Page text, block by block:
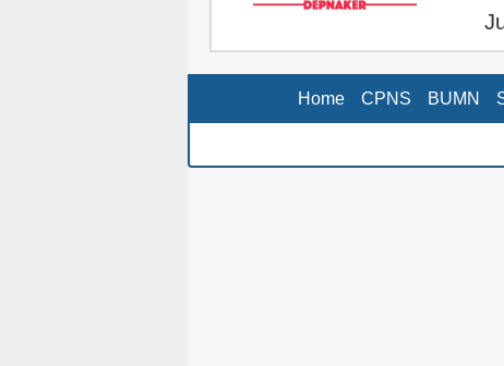
Home CPNS BUMN